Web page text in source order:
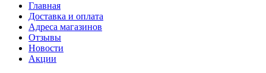
Главная
Доставка и оплата
Адреса магазинов
Отзывы
Новости
Акции